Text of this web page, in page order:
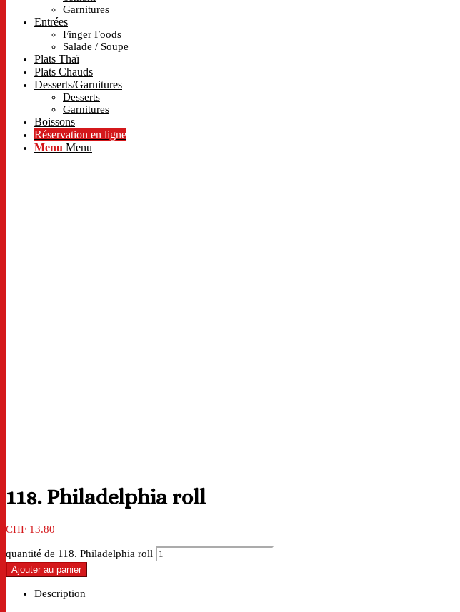
Garnitures
Entrées
Finger Foods
Salade / Soupe
Plats Thaï
Plats Chauds
Desserts/Garnitures
Desserts
Garnitures
Boissons
Réservation en ligne
Menu Menu
118. Philadelphia roll
CHF 13.80
quantité de 118. Philadelphia roll
Ajouter au panier
Description